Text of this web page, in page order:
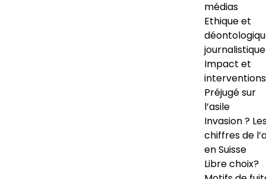
médias
Ethique et
journalistique
Impact et
interventions
Préjugé sur
l’asile
Invasion ?
chiffres de
en Suisse
Libre choix?